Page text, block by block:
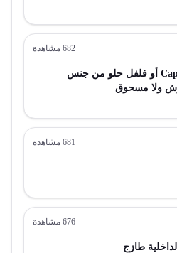
6 مم
682 مشاهدة
فلفل حار من جنس Capsicum أو فلفل حلو من جنس
681 مشاهدة
676 مشاهدة
طازج